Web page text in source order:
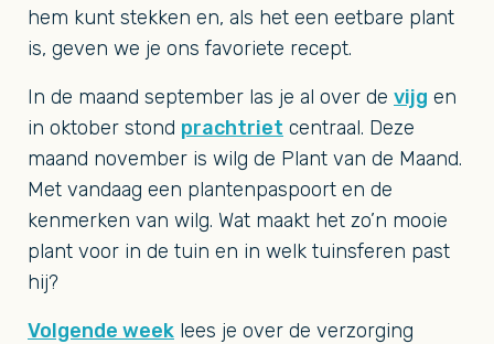
hem kunt stekken en, als het een eetbare plant
is, geven we je ons favoriete recept.
In de maand september las je al over de vijg en
in oktober stond prachtriet centraal. Deze
maand november is wilg de Plant van de Maand.
Met vandaag een plantenpaspoort en de
kenmerken van wilg. Wat maakt het zo’n mooie
plant voor in de tuin en in welk tuinsferen past
hij?
Volgende week lees je over de verzorging